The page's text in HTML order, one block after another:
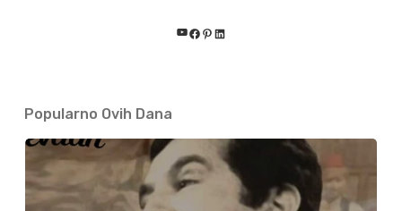
YouTube
Facebook
Pinterest
LinkedIn
Popularno Ovih Dana